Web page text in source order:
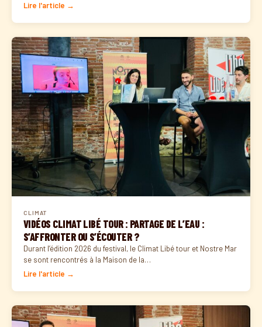
Lire l'article →
CLIMAT
VIDÉOS CLIMAT LIBÉ TOUR : PARTAGE DE L’EAU :
S’AFFRONTER OU S’ÉCOUTER ?
Durant l’édition 2026 du festival, le Climat Libé tour et Nostre Mar
se sont rencontrés à la Maison de la…
Lire l'article →